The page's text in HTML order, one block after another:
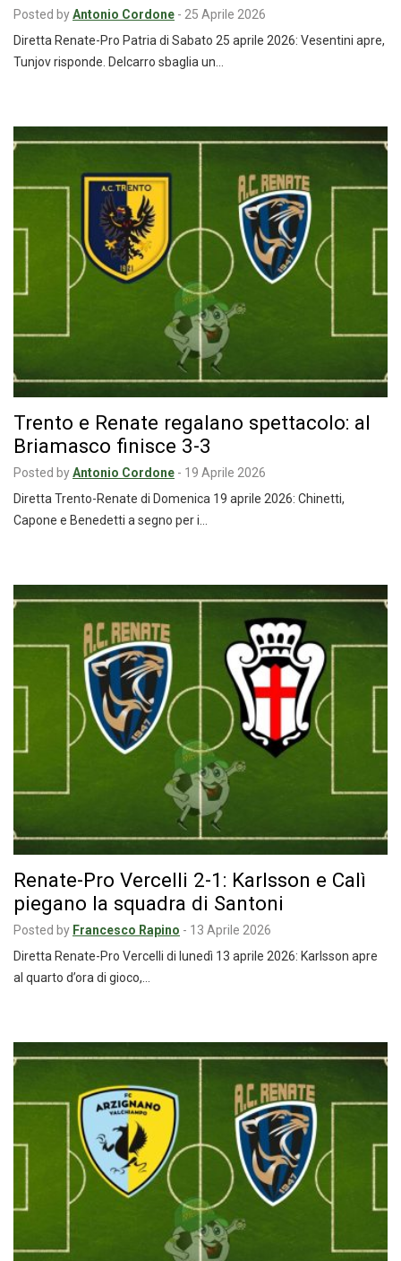
Posted byAntonio Cordone - 25 Aprile 2026
Diretta Renate-Pro Patria di Sabato 25 aprile 2026: Vesentini apre,
Tunjov risponde. Delcarro sbaglia un…
Trento e Renate regalano spettacolo: al
Briamasco finisce 3-3
Posted byAntonio Cordone - 19 Aprile 2026
Diretta Trento-Renate di Domenica 19 aprile 2026: Chinetti,
Capone e Benedetti a segno per i…
Renate-Pro Vercelli 2-1: Karlsson e Calì
piegano la squadra di Santoni
Posted by Francesco Rapino - 13 Aprile 2026
Diretta Renate-Pro Vercelli di lunedì 13 aprile 2026: Karlsson apre
al quarto d’ora di gioco,…